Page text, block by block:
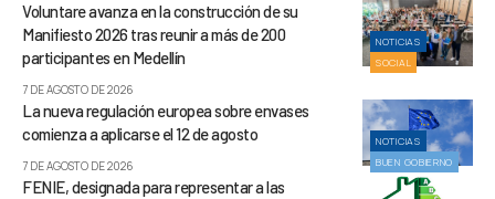
NOTICIAS
SOCIAL
Voluntare avanza en la construcción de su
Manifiesto 2026 tras reunir a más de 200
participantes en Medellín
7 DE AGOSTO DE 2026
NOTICIAS
BUEN GOBIERNO
La nueva regulación europea sobre envases
comienza a aplicarse el 12 de agosto
7 DE AGOSTO DE 2026
FENIE, designada para representar a las